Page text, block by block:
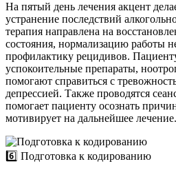
На пятый день лечения акцент
устранение последствий
терапия направлена на
состояния, нормализацию работы
профилактику рецидивов.
успокоительные препараты,
помогают справиться с
депрессией. Также проводятся
помогает пациенту осознать
мотивирует на дальнейшее лечение.
6️⃣ Подготовка к кодированию